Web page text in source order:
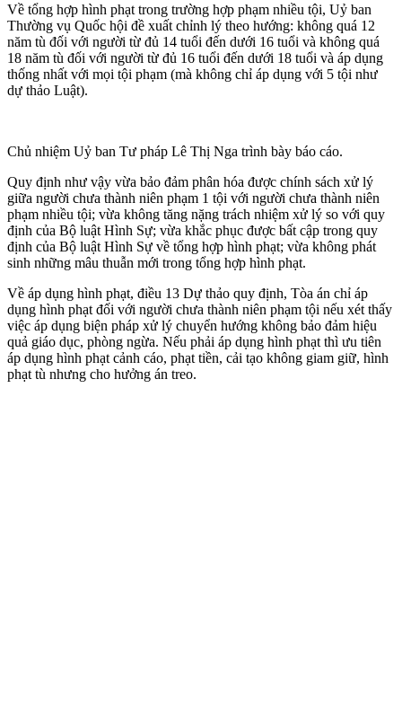
Về tổng hợp hình phạt trong trường hợp phạm nhiều tội, Uỷ ban
Thường vụ Quốc hội đề xuất chỉnh lý theo hướng: không quá 12
năm tù đối với người từ đủ 14 tuổi đến dưới 16 tuổi và không quá
18 năm tù đối với người từ đủ 16 tuổi đến dưới 1‌8 tuổ‌i và áp dụng
thống nhất với mọi tội phạm (mà không chỉ áp dụng với 5 tội như
dự thảo Luật).
Chủ nhiệm Uỷ ban Tư pháp Lê Thị Nga trình bày báo cáo.
Quy định như vậy vừa bảo đảm phân hóa được chính sách xử lý
giữa người chưa thành niên phạm 1 tội với người chưa thành niên
phạm nhiều tội; vừa không tăng nặng trách nhiệm xử lý so với quy
định của Bộ luật Hình Sự; vừa khắc phục được bất cập trong quy
định của Bộ luật Hình Sự về tổng hợp hình phạt; vừa không phát
sinh những mâu thuẫn mới trong tổng hợp hình phạt.
Về áp dụng hình phạt, điều 13 Dự thảo quy định, Tòa án chỉ áp
dụng hình phạt đối với người chưa thành niên phạm tội nếu xét thấy
việc áp dụng biện pháp xử lý chuyển hướng không bảo đảm hiệu
quả giáo dục, phòng ngừa. Nếu phải áp dụng hình phạt thì ưu tiên
áp dụng hình phạt cảnh cáo, phạt tiền, cải tạo không giam giữ, hình
phạt tù nhưng cho hưởng án treo.